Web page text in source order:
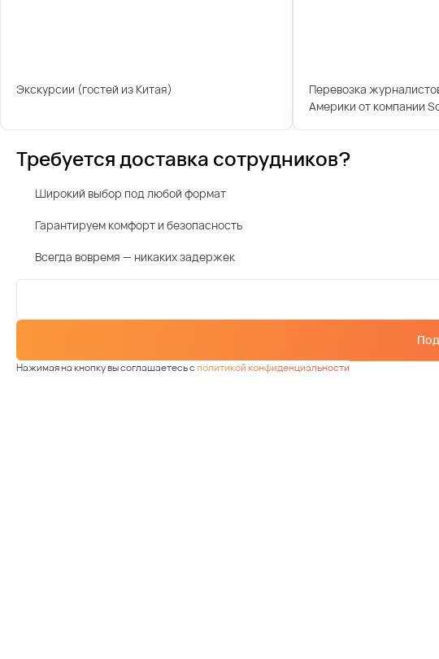
Экскурсии (гостей из Китая)
Перевозка
Америки от компании
Требуется доставка сотрудников?
Широкий выбор под любой формат
Гарантируем комфорт и безопасность
Всегда вовремя — никаких задержек
Нажимая на кнопку вы соглашаетесь сполитикой конфиденциальности